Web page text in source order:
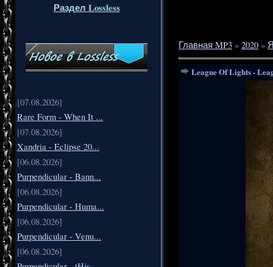
Раздел Lossless
[07.08.2026]
Rare Form - When It ...
[07.08.2026]
Xandria - Eclipse 20...
[06.08.2026]
Purpendicular - Bann...
[06.08.2026]
Purpendicular - Huma...
[06.08.2026]
Purpendicular - Venu...
[06.08.2026]
Главная MP3 » 2020 »
League Of Lights -